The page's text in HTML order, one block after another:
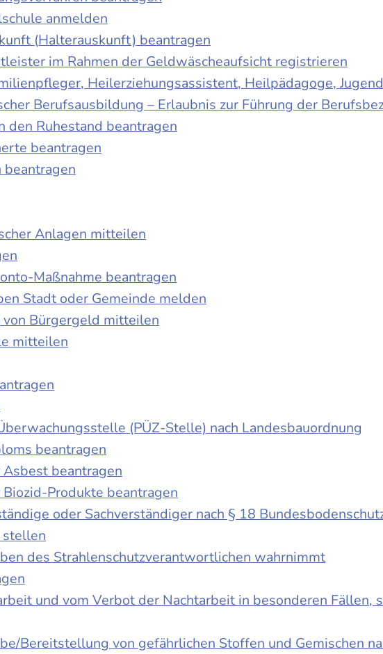
anmelden
(Halterauskunft) beantragen
im Rahmen der Geldwäscheaufsicht registrieren
Heilerziehungsassistent, Heilpädagoge,
Berufsausbildung – Erlaubnis zur Führung der
Ruhestand beantragen
beantragen
Anlagen mitteilen
Maßnahme beantragen
Stadt oder Gemeinde melden
von Bürgergeld mitteilen
mitteilen
(PÜZ-Stelle) nach Landesbauordnung
beantragen
beantragen
Produkte beantragen
oder Sachverständiger nach § 18
stellen
des Strahlenschutzverantwortlichen wahrnimmt
und vom Verbot der Nachtarbeit in besonderen
Bereitstellung von gefährlichen Stoffen und Gemischen